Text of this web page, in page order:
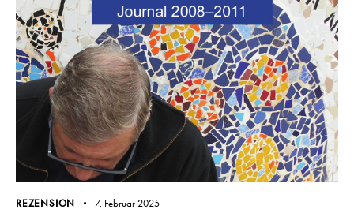
REZENSION 7. Februar 2025